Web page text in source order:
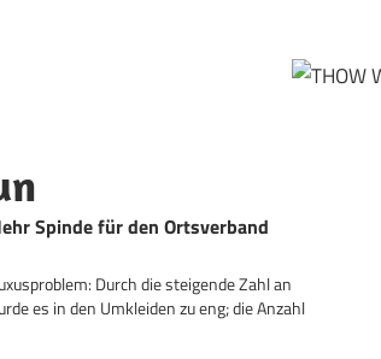
Spinde für den Ortsverband
Durch die steigende Zahl an
es in den Umkleiden zu eng; die Anzahl